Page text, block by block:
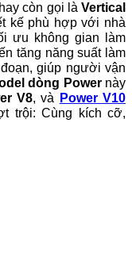
hay còn gọi làVertical
kế phù hợp với nhà
ưu không gian làm
tăng năng suất làm
giúp người vận
dòng Powernày
V8, và
Power V10
trội: Cùng kích cỡ,